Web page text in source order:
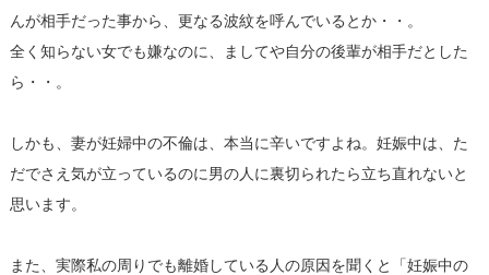
んが相手だった事から、更なる波紋を呼んでいるとか・・。
全く知らない女でも嫌なのに、
ましてや自分の後輩が相手だとした
ら・・。
しかも、妻が妊婦中の不倫は、本当に辛いですよね。妊娠中は、 た
だでさえ気が立っているのに男の人に裏切られたら立ち直れないと
思います。
また、実際私の周りでも離婚している人の原因を聞くと「妊娠中の